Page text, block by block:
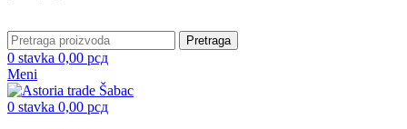
Pretraga
0 stavka 0,00 рсд
Meni
0 stavka 0,00 рсд